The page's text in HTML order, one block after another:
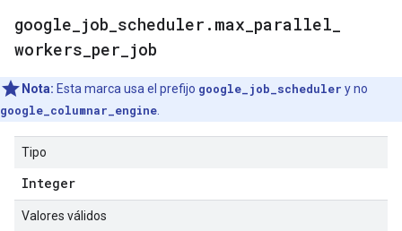
google job scheduler . max parallel
workers per job
Nota: Esta marca usa el prefijo google_job_scheduler y no
google_columnar_engine
Tipo
Integer
Valores válidos